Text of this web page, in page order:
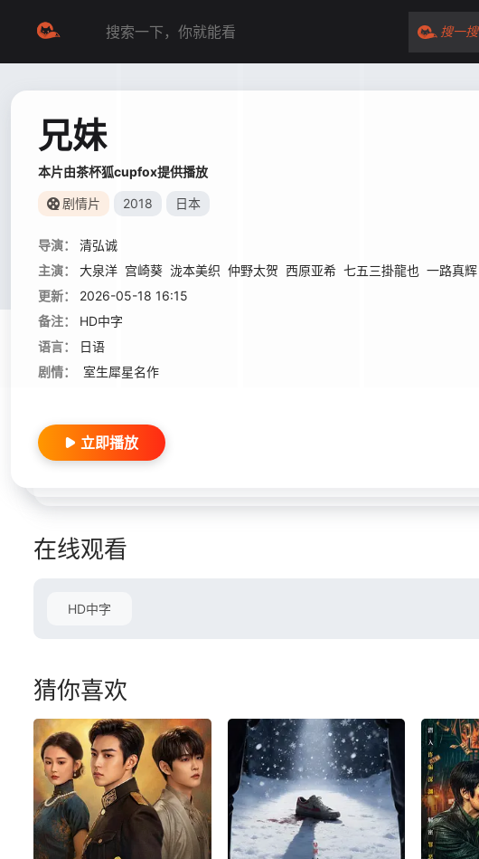
搜一搜
兄妹
本片由茶杯狐cupfox提供播放
剧情片 2018 日本
导演：
清弘诚
主演：
大泉洋 宫崎葵 泷本美织 仲野太贺 西原亚希 七五三掛龍也 一路真辉
更新：
2026-05-18 16:15
备注：
HD中字
语言：
日语
剧情：
室生犀星名作
立即播放
在线观看
HD中字
猜你喜欢